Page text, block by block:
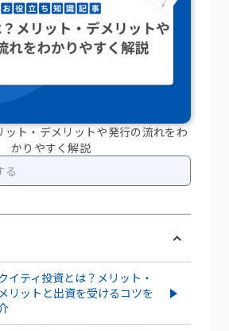
ット・デメリットや発行の流れをわ
かりやすく解説
イティ投資とは？メリット・
リットと出資を受けるコツを